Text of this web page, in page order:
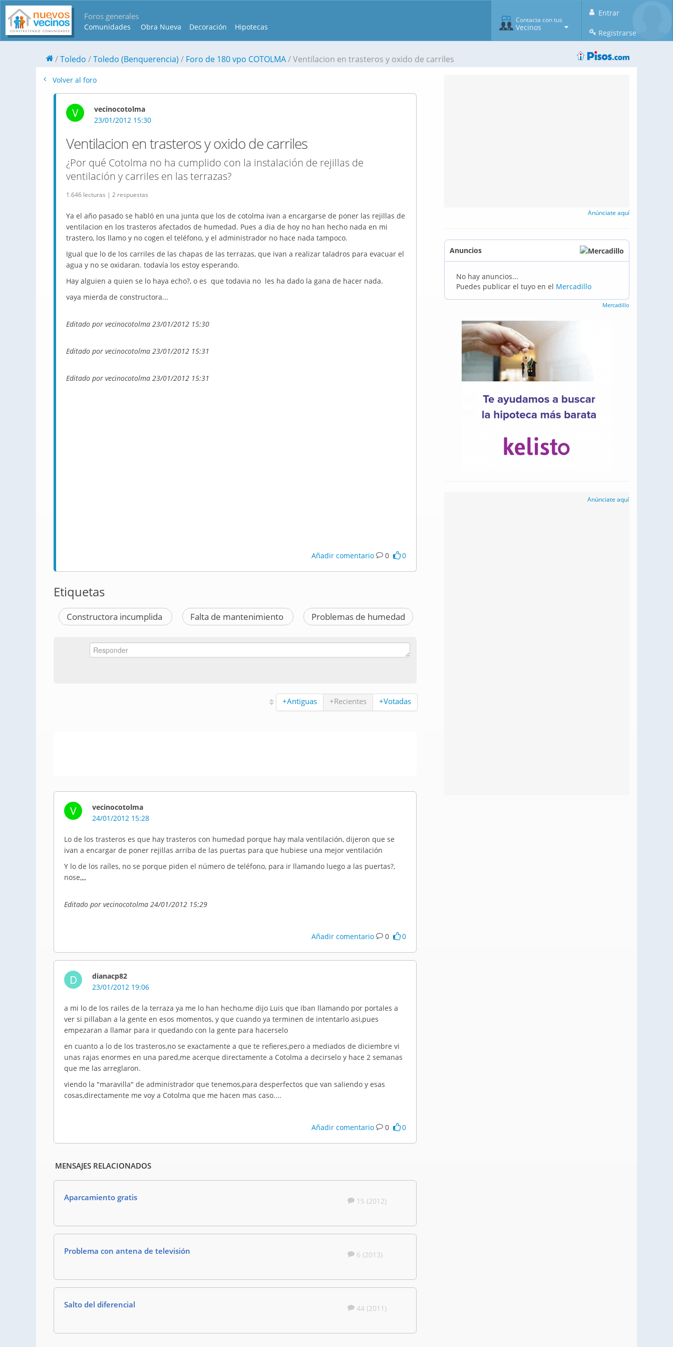
Foros generales
Comunidades Obra Nueva Decoración Hipotecas
Entrar
Registrarse
Contacta con tus
Vecinos
Toledo Toledo (Benquerencia) Foro de 180 vpo COTOLMA Ventilacion en trasteros y oxido de carriles
Volver al foro
V
vecinocotolma
23/01/2012 15:30
Ventilacion en trasteros y oxido de carriles
¿Por qué Cotolma no ha cumplido con la instalación de rejillas de
ventilación y carriles en las terrazas?
1.646 lecturas | 2 respuestas
Ya el año pasado se habló en una junta que los de cotolma ivan a encargarse de poner las rejillas de
ventilacion en los trasteros afectados de humedad. Pues a dia de hoy no han hecho nada en mi
trastero, los llamo y no cogen el teléfono, y el administrador no hace nada tampoco.
Igual que lo de los carriles de las chapas de las terrazas, que ivan a realizar taladros para evacuar el
agua y no se oxidaran. todavía los estoy esperando.
Hay alguien a quien se lo haya echo?, o es que todavia no les ha dado la gana de hacer nada.
vaya mierda de constructora...
Editado por vecinocotolma 23/01/2012 15:30
Editado por vecinocotolma 23/01/2012 15:31
Editado por vecinocotolma 23/01/2012 15:31
Añadir comentario 0 0
Etiquetas
Constructora incumplida Falta de mantenimiento Problemas de humedad
+Antiguas +Recientes +Votadas
V
vecinocotolma
24/01/2012 15:28
Lo de los trasteros es que hay trasteros con humedad porque hay mala ventilación, dijeron que se
ivan a encargar de poner rejillas arriba de las puertas para que hubiese una mejor ventilación
Y lo de los raíles, no se porque piden el número de teléfono, para ir llamando luego a las puertas?,
nose,,,,
Editado por vecinocotolma 24/01/2012 15:29
Añadir comentario 0 0
D
dianacp82
23/01/2012 19:06
a mi lo de los railes de la terraza ya me lo han hecho,me dijo Luis que iban llamando por portales a
ver si pillaban a la gente en esos momentos, y que cuando ya terminen de intentarlo asi,pues
empezaran a llamar para ir quedando con la gente para hacerselo
en cuanto a lo de los trasteros,no se exactamente a que te refieres,pero a mediados de diciembre vi
unas rajas enormes en una pared,me acerque directamente a Cotolma a decirselo y hace 2 semanas
que me las arreglaron.
viendo la "maravilla" de administrador que tenemos,para desperfectos que van saliendo y esas
cosas,directamente me voy a Cotolma que me hacen mas caso....
Añadir comentario 0 0
MENSAJES RELACIONADOS
Aparcamiento gratis 15 (2012)
Problema con antena de televisión 6 (2013)
Salto del diferencial 44 (2011)
Anúnciate aquí
Anuncios
No hay anuncios...
Puedes publicar el tuyo en el Mercadillo
Mercadillo
Anúnciate aquí